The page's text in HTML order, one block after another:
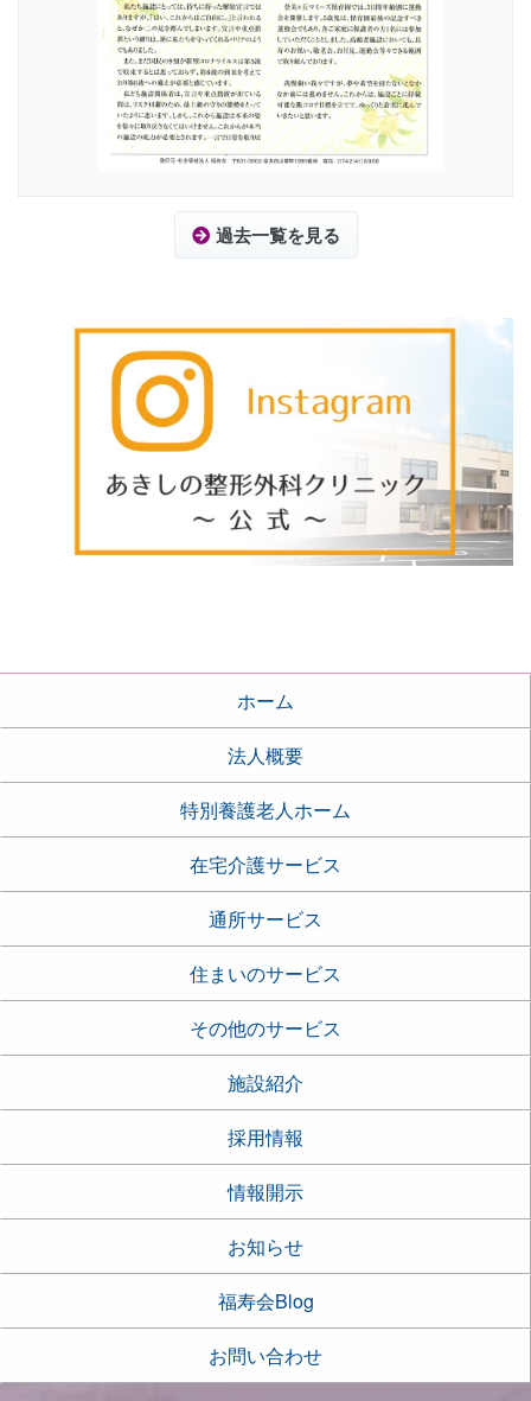
過去一覧を見る
ホーム
法人概要
特別養護老人ホーム
在宅介護サービス
通所サービス
住まいのサービス
その他のサービス
施設紹介
採用情報
情報開示
お知らせ
福寿会Blog
お問い合わせ